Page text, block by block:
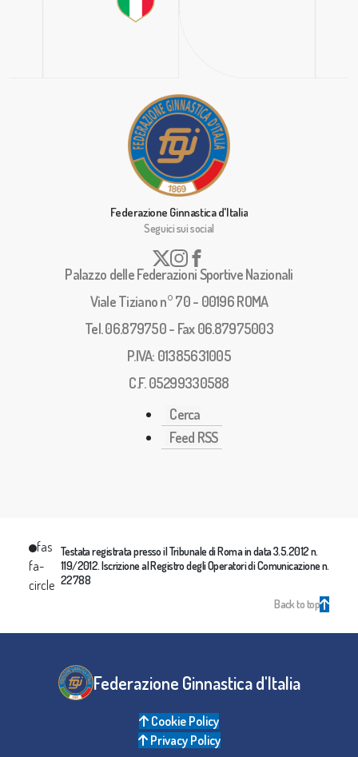
Federazione Ginnastica d'Italia
Seguici sui social
Palazzo delle Federazioni Sportive Nazionali
Viale Tiziano n° 70 - 00196 ROMA
Tel. 06.879750 - Fax 06.87975003
P.IVA: 01385631005
C.F. 05299330588
Cerca
Feed RSS
fas
fa-
circle
Testata registrata presso il Tribunale di Roma in data 3.5.2012 n.
119/2012. Iscrizione al Registro degli Operatori di Comunicazione n.
22788
Back to top
Federazione Ginnastica d'Italia
Cookie Policy
Privacy Policy